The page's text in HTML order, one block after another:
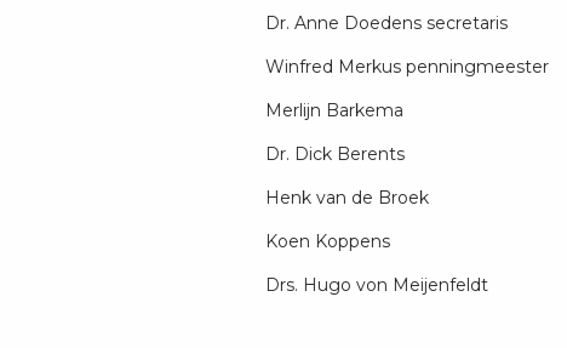
Dr. Anne Doedens secretaris
Winfred Merkus penningmeester
Merlijn Barkema
Dr. Dick Berents
Henk van de Broek
Koen Koppens
Drs. Hugo von Meijenfeldt